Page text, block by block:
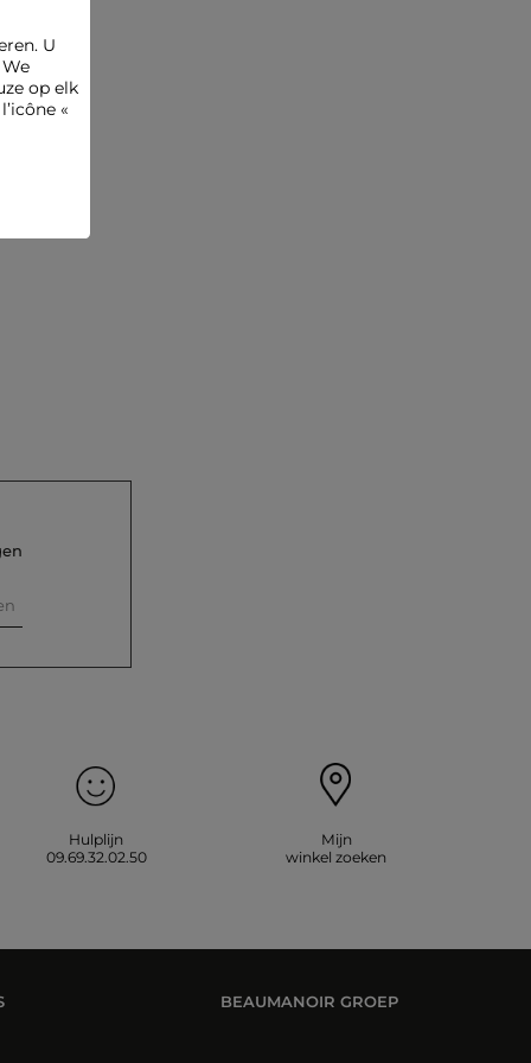
Categorie :
Kleur :Rechte jurken vrouw zwart
Hulplijn
09.69.32.02.50
Mijn
winkel zoeken
BEAUMANOIR GROEP
U
op elk
«